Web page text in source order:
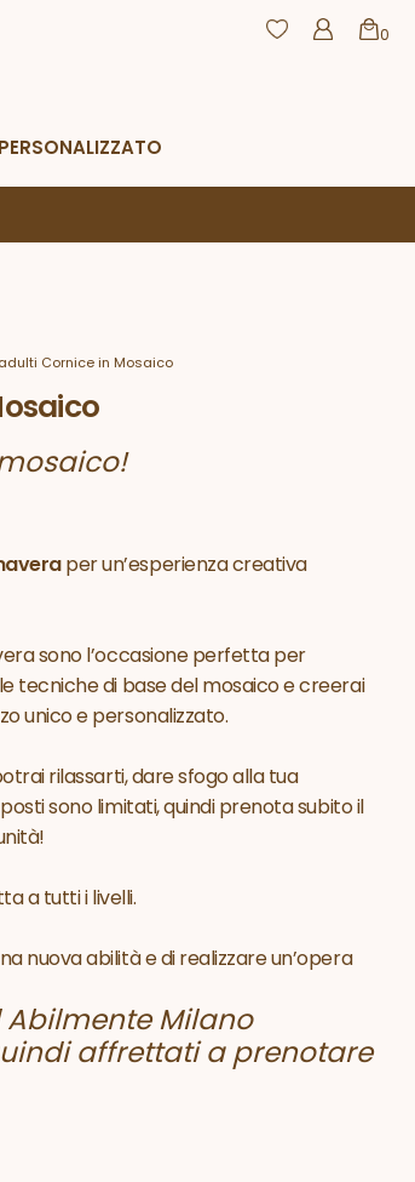
0
Cornice in Mosaico
per un’esperienza creativa
sono l’occasione perfetta per
tecniche di base del mosaico e creerai
unico e personalizzato.
rilassarti, dare sfogo alla tua
sono limitati, quindi prenota subito il
a tutti i livelli.
nuova abilità e di realizzare un’opera
Milano
affrettati a prenotare